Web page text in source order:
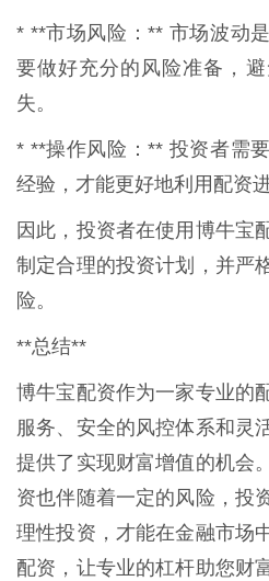
* **市场风险：** 市场波动
要做好充分的风险准备，
失。
* **操作风险：** 投资者需
经验，才能更好地利用配资
因此，投资者在使用博牛宝
制定合理的投资计划，并严
险。
**总结**
博牛宝配资作为一家专业的
服务、安全的风控体系和灵
提供了实现财富增值的机会
资也伴随着一定的风险，投
理性投资，才能在金融市场
配资，让专业的杠杆助您财